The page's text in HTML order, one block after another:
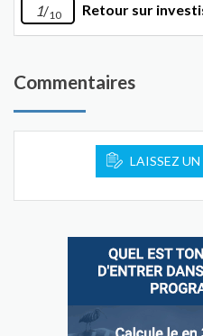
1/10 Retour sur
Commentaires
LAISSEZ